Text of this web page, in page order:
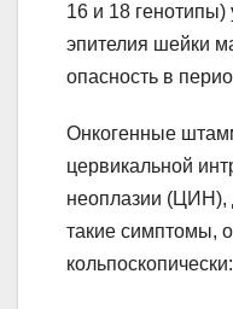
16 и 18
эпителия шейки
опасность в
Онкогенные
цервикальной
неоплазии (ЦИН),
такие симптомы,
кольпоскопически: